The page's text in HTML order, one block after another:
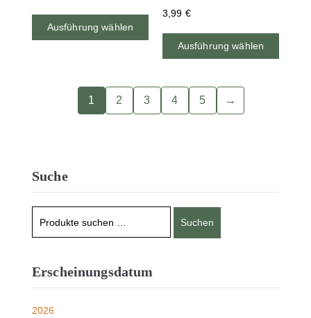
Ausführung wählen
3,99 €
Ausführung wählen
1 2 3 4 5 →
Suche
Suchen
Erscheinungsdatum
2026